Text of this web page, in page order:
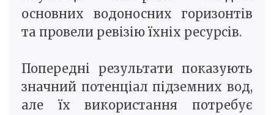
основних водоносних горизонтів
та провели ревізію їхніх ресурсів.
Попередні результати показують
значний потенціал підземних вод,
але їх використання потребує